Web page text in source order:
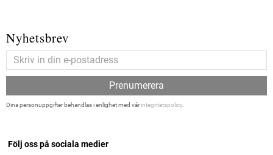
Nyhetsbrev
Prenumerera
Dina personuppgifter behandlas i enlighet med vårintegritetspolicy.
Följ oss på sociala medier